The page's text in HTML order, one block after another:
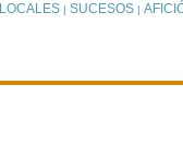
LOCALES| SUCESOS|